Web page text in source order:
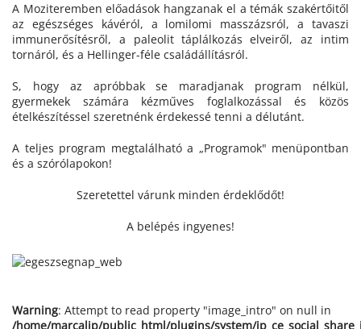
A Moziteremben előadások hangzanak el a témák szakértőitől
az egészséges kávéról, a lomilomi masszázsról, a tavaszi
immunerősítésről, a paleolit táplálkozás elveiről, az intim
tornáról, és a Hellinger-féle családállításról.
S, hogy az apróbbak se maradjanak program nélkül,
gyermekek számára kézműves foglalkozással és közös
ételkészítéssel szeretnénk érdekessé tenni a délutánt.
A teljes program megtalálható a „Programok" menüpontban
és a szórólapokon!
Szeretettel várunk minden érdeklődőt!
A belépés ingyenes!
Warning: Attempt to read property "image_intro" on null in
/home/marcalip/public_html/plugins/system/